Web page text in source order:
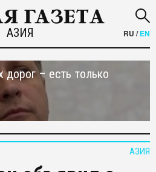
АЗИЯ RU /EN
дорог – есть только
АЗИЯ